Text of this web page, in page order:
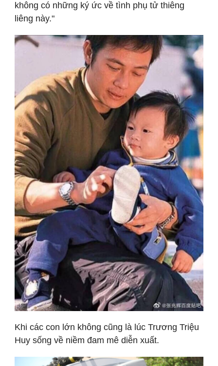
không có những ký ức về tình phụ tử thiêng
liêng này."
Khi các con lớn không cũng là lúc Trương Triệu
Huy sống về niềm đam mê diễn xuất.